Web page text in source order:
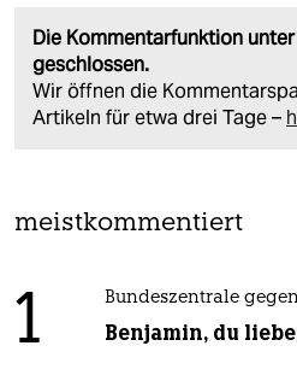
Die Kommentarfunktion
geschlossen.
Wir öffnen die
Artikeln für etwa drei Tage –
meistkommentiert
1 Bundeszentrale
Benjamin, du